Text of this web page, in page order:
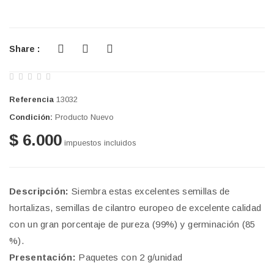
Share :
Referencia 13032
Condición: Producto Nuevo
$ 6.000 impuestos incluidos
Descripción: Siembra estas excelentes semillas de
hortalizas, semillas de cilantro europeo de excelente calidad
con un gran porcentaje de pureza (99%) y germinación (85
%).
Presentación: Paquetes con 2 g/unidad